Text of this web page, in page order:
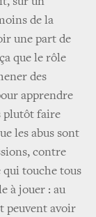
de la
une part de
que le rôle
des
apprendre
plutôt faire
les abus sont
contre
qui touche tous
à jouer : au
peuvent avoir